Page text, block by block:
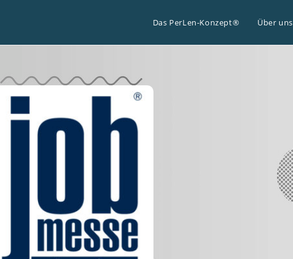
Das PerLen-Konzept® Über uns